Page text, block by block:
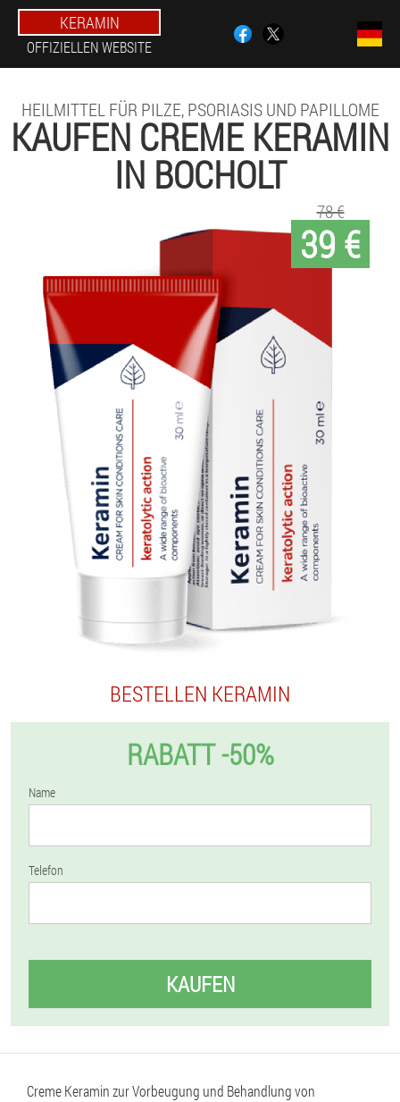
KERAMIN
OFFIZIELLEN WEBSITE
HEILMITTEL FÜR PILZE, PSORIASIS UND PAPILLOME
KAUFEN CREME KERAMIN
IN BOCHOLT
39 €
78 €
BESTELLEN KERAMIN
RABATT -50%
Name
Telefon
KAUFEN
Creme Keramin zur Vorbeugung und Behandlung von